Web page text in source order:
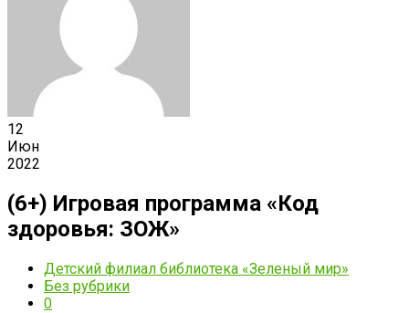
12
Июн
2022
(6+) Игровая программа «Код
здоровья: ЗОЖ»
Детский филиал библиотека «Зеленый мир»
Без рубрики
0